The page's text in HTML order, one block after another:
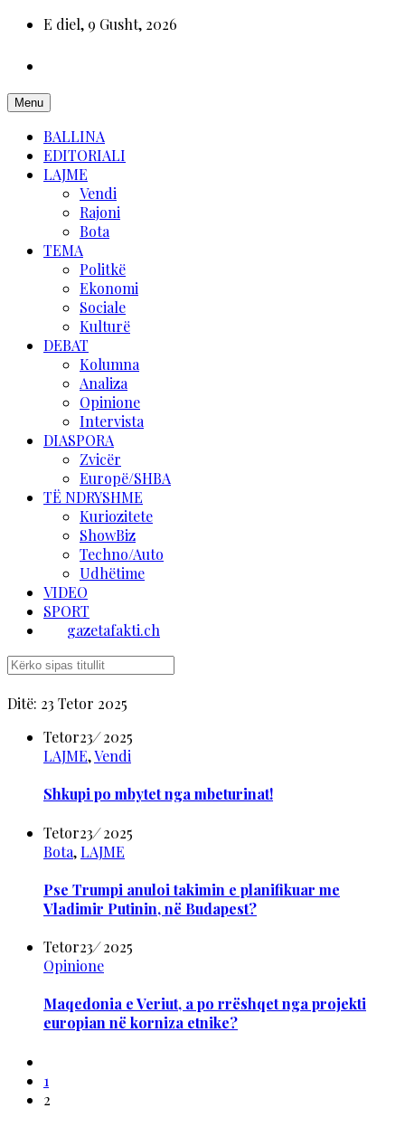
E diel, 9 Gusht, 2026
Menu
BALLINA
EDITORIALI
LAJME
Vendi
Rajoni
Bota
TEMA
Politkë
Ekonomi
Sociale
Kulturë
DEBAT
Kolumna
Analiza
Opinione
Intervista
DIASPORA
Zvicër
Europë/SHBA
TË NDRYSHME
Kuriozitete
ShowBiz
Techno/Auto
Udhëtime
VIDEO
SPORT
gazetafakti.ch
Ditë: 23 Tetor 2025
Tetor23/2025
LAJME,Vendi
Shkupi po mbytet nga mbeturinat!
Tetor23/2025
Bota,LAJME
Pse Trumpi anuloi takimin e planifikuar me
Vladimir Putinin, në Budapest?
Tetor23/2025
Opinione
Maqedonia e Veriut, a po rrëshqet nga projekti
europian në korniza etnike?
1
2